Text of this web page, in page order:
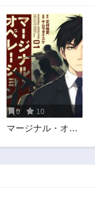
0 10
マージナル・オペ